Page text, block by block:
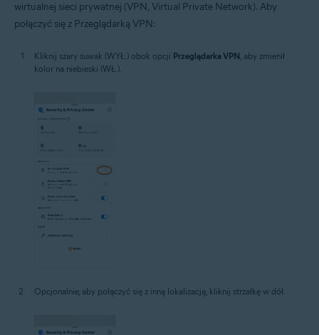
wirtualnej sieci prywatnej (VPN, Virtual Private Network). Aby
połączyć się z Przeglądarką VPN:
Kliknij szary suwak (WYŁ.) obok opcji Przeglądarka VPN, aby zmienił
kolor na niebieski (WŁ.).
Opcjonalnie, aby połączyć się z inną lokalizacją, kliknij strzałkę w dół.